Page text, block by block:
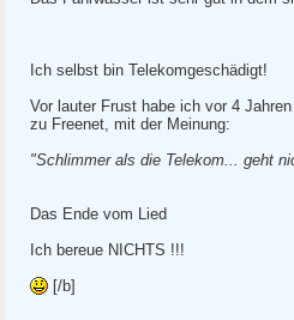
Ich selbst bin Telekomgeschädigt!
Vor lauter Frust habe ich vor 4
zu Freenet, mit der Meinung:
"Schlimmer als die Telekom... geht
Das Ende vom Lied
Ich bereue NICHTS !!!
[/b]